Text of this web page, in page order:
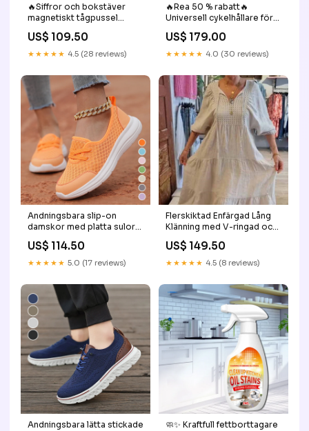
🔥Siffror och bokstäver
magnetiskt tågpussel
SAVE MORE💖BUY 2 GET 8%
OFF:Nummer 27
US$ 109.50
★★★★★ 4.5 (28 reviews)
🔥Rea 50 % rabatt🔥
Universell cykelhållare för
Färg:Svart
US$ 179.00
★★★★★ 4.0 (30 reviews)
Andningsbara slip-on
damskor med platta sulor
US$ 114.50
★★★★★ 5.0 (17 reviews)
Flerskiktad Enfärgad Lång
Klänning med V-ringad och
🔥Köp 2 få extra 5% rabatt
& fri frakt 💕:3XL/EU 48
US$ 149.50
★★★★★ 4.5 (8 reviews)
Andningsbara lätta stickade
🧼✨ Kraftfull fettborttagare